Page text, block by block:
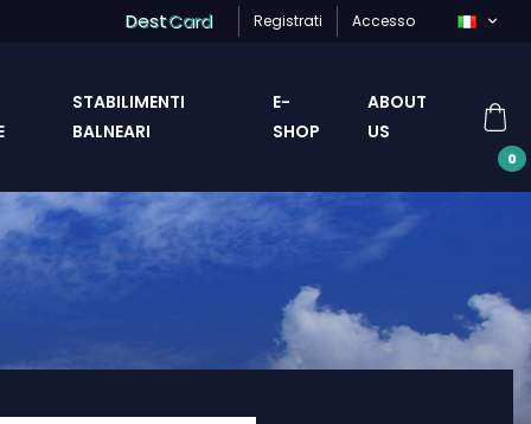
DestCard Registrati Accesso
STABILIMENTI
BALNEARI
E-
SHOP
ABOUT
US
0